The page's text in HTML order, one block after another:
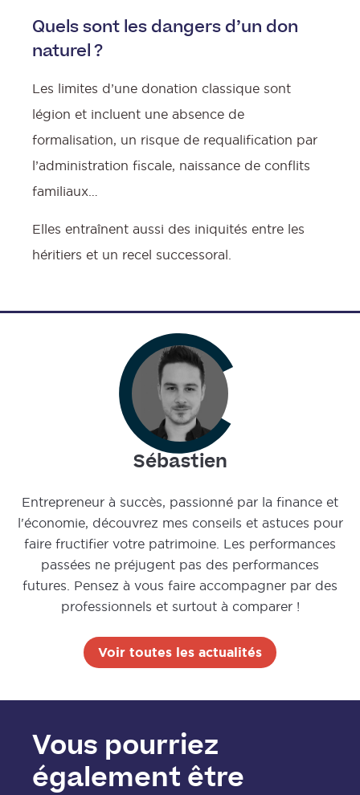
Quels sont les dangers d’un don
naturel ?
Les limites d’une donation classique sont
légion et incluent une absence de
formalisation, un risque de requalification par
l’administration fiscale, naissance de conflits
familiaux…
Elles entraînent aussi des iniquités entre les
héritiers et un recel successoral.
Sébastien
Entrepreneur à succès, passionné par la finance et
l'économie, découvrez mes conseils et astuces pour
faire fructifier votre patrimoine. Les performances
passées ne préjugent pas des performances
futures. Pensez à vous faire accompagner par des
professionnels et surtout à comparer !
Voir toutes les actualités
Vous pourriez
également être